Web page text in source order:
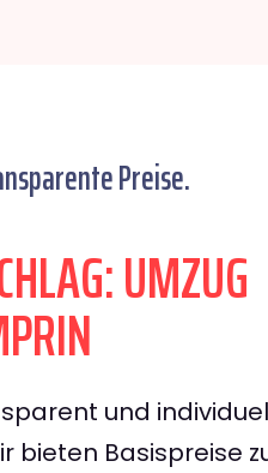
Preise.
UMZUG
und
bieten Basispreise